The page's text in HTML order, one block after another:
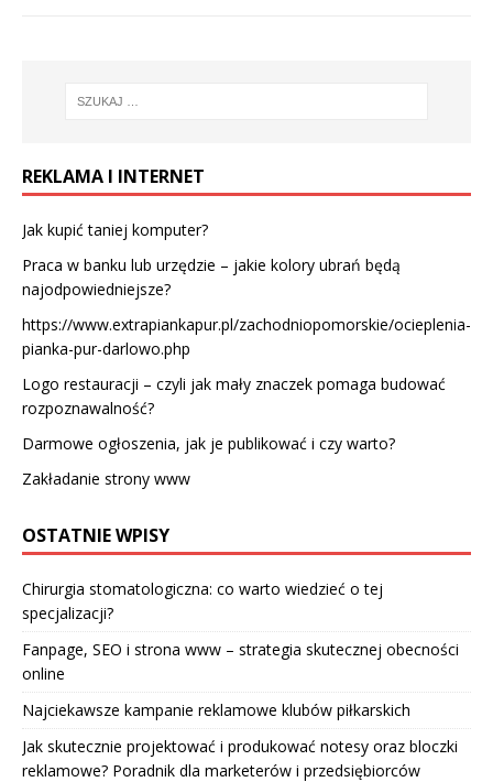
REKLAMA I INTERNET
Jak kupić taniej komputer?
Praca w banku lub urzędzie – jakie kolory ubrań będą
najodpowiedniejsze?
https://www.extrapiankapur.pl/zachodniopomorskie/ocieplenia-
pianka-pur-darlowo.php
Logo restauracji – czyli jak mały znaczek pomaga budować
rozpoznawalność?
Darmowe ogłoszenia, jak je publikować i czy warto?
Zakładanie strony www
OSTATNIE WPISY
Chirurgia stomatologiczna: co warto wiedzieć o tej
specjalizacji?
Fanpage, SEO i strona www – strategia skutecznej obecności
online
Najciekawsze kampanie reklamowe klubów piłkarskich
Jak skutecznie projektować i produkować notesy oraz bloczki
reklamowe? Poradnik dla marketerów i przedsiębiorców